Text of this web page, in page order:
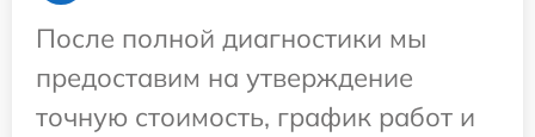
После полной диагностики мы
предоставим на утверждение
точную стоимость, график работ и